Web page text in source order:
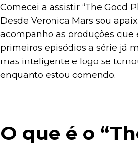
Comecei a assistir “The Good
Desde Veronica Mars sou
acompanho as produções
primeiros episódios a série já
mas inteligente e logo se
enquanto estou comendo.
O que é o